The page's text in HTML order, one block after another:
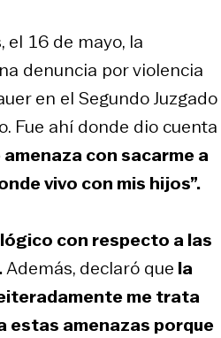
el 16 de mayo, la
denuncia por violencia
en el Segundo Juzgado
Fue ahí donde dio cuenta
amenaza con sacarme a
vivo con mis hijos”.
con respecto a las
Además, declaró que la
me trata
estas amenazas porque